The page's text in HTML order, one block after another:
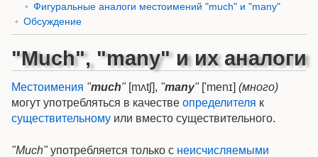
Фигуральные аналоги местоимений "much" и "many"
Обсуждение
"Much", "many" и их аналоги
Местоимения "much" [mʌtʃ], "many" ['menɪ] (много)
могут употребляться в качестве определителя к
существительному или вместо существительного.
"Much"употребляется только с неисчисляемыми